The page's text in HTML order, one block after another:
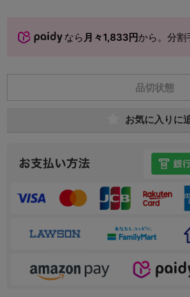
なら 月々1,833円から。分割
品切状態
お気に入りに